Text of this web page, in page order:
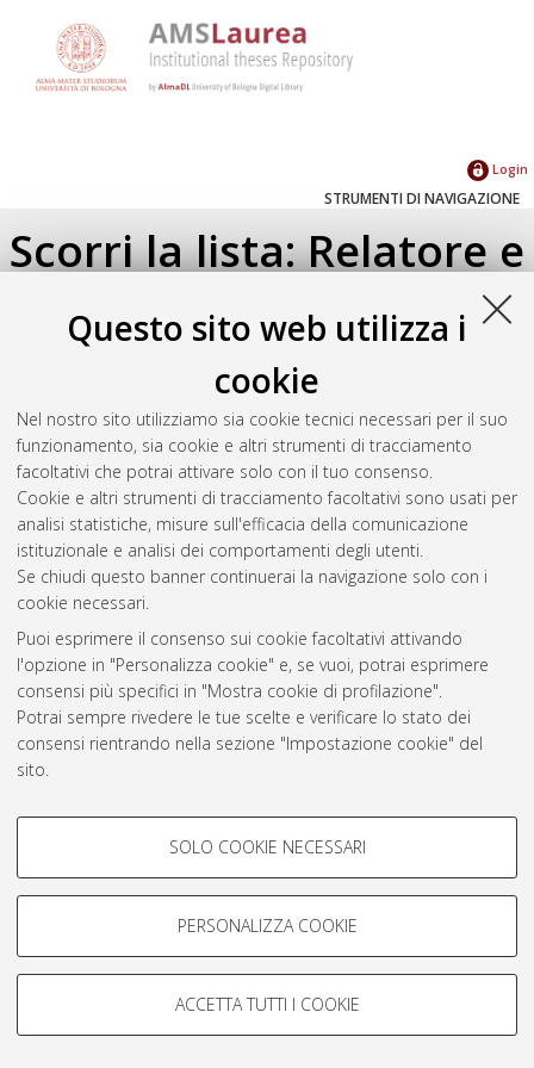
Questo sito web utilizza i
cookie
Nel nostro sito utilizziamo sia cookie tecnici necessari per il suo
funzionamento, sia cookie e altri strumenti di tracciamento
facoltativi che potrai attivare solo con il tuo consenso.
Cookie e altri strumenti di tracciamento facoltativi sono usati per
analisi statistiche, misure sull'efficacia della comunicazione
istituzionale e analisi dei comportamenti degli utenti.
Se chiudi questo banner continuerai la navigazione solo con i
cookie necessari.
Puoi esprimere il consenso sui cookie facoltativi attivando
l'opzione in "Personalizza cookie" e, se vuoi, potrai esprimere
consensi più specifici in "Mostra cookie di profilazione".
Potrai sempre rivedere le tue scelte e verificare lo stato dei
consensi rientrando nella sezione "Impostazione cookie" del
sito.
COOKIE DI PROFILAZIONE -
Si tratta di cookie utilizzati per analizzare le caratteristiche della
navigazione degli utenti, creare profili in base al loro comportamento
Mostra cookie di profilazione
COOKIE TECNICI - NECESSARI
SOLO COOKIE NECESSARI
PERSONALIZZA COOKIE
ACCETTA TUTTI I COOKIE
Login
STRUMENTI DI NAVIGAZIONE
Scorri la lista: Relatore e
Correlatore
Seleziona un valore dall'elenco sottostante.
2019(1)
Atom
Rss 1.0
Rss 2.0
AMS Laurea
Servizio implementato e gestito da AlmaDL
Impostazioni Cookie
© ALMA MATER STUDIORUM - Università di Bologna, 2007-2026.